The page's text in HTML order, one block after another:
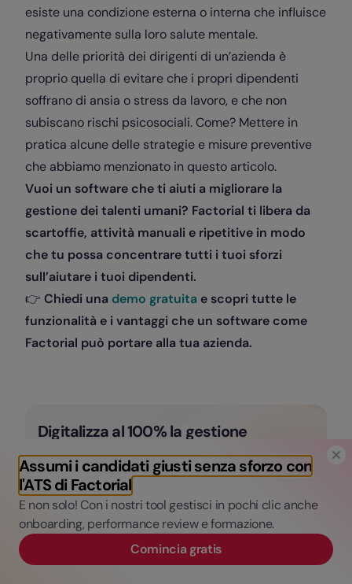
Assumi i candidati giusti senza sforzo con
l'ATS di Factorial
E non solo! Con i nostri tool gestisci in pochi clic anche
onboarding, performance review e formazione.
Comincia gratis
esiste una condizione esterna o interna che influisce
negativamente sulla loro salute mentale.
Una delle priorità dei dirigenti di un’azienda è
proprio quella di evitare che i propri dipendenti
soffrano di ansia o stress da lavoro, e che non
subiscano rischi psicosociali. Come? Mettere in
pratica alcune delle strategie e misure preventive
che abbiamo menzionato in questo articolo.
Vuoi un software che ti aiuti a migliorare la
gestione dei talenti umani? Factorial ti libera da
scartoffie, attività manuali e ripetitive in modo
che tu possa concentrare tutti i tuoi sforzi
sull’aiutare i tuoi dipendenti.
👉 Chiedi una demo gratuita e scopri tutte le
funzionalità e i vantaggi che un software come
Factorial può portare alla tua azienda.
Digitalizza al 100% la gestione
Factorial
Richiedi una demo